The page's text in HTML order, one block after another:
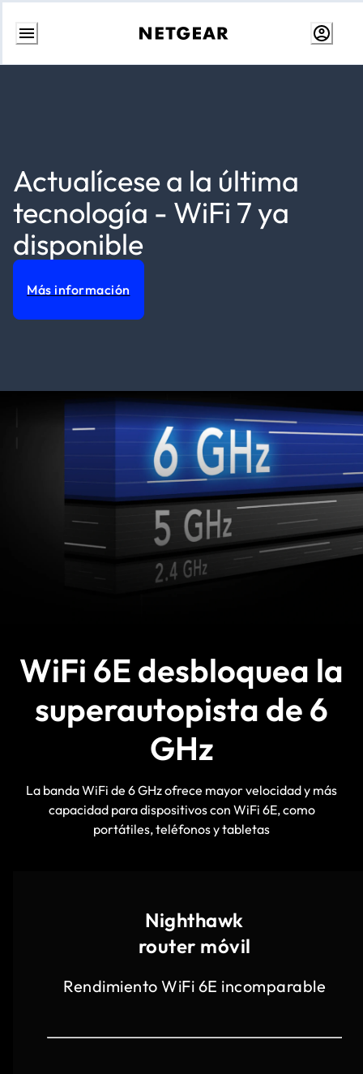
Ir
Actualícese a la última
tecnología - WiFi 7 ya
disponible
Más información
WiFi 6E desbloquea la
superautopista de 6
GHz
La banda WiFi de 6 GHz ofrece mayor velocidad y más
capacidad para dispositivos con WiFi 6E, como
portátiles, teléfonos y tabletas
Nighthawk
router móvil
Rendimiento WiFi 6E incomparable